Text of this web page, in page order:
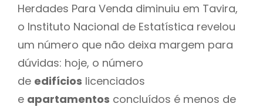
Herdades Para Venda diminuiu em Tavira,
o Instituto Nacional de Estatística revelou
um número que não deixa margem para
dúvidas: hoje, o número
de edifícios licenciados
e apartamentos concluídos é menos de